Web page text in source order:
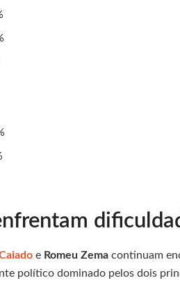
e Romeu Zema continuam
político dominado pelos dois